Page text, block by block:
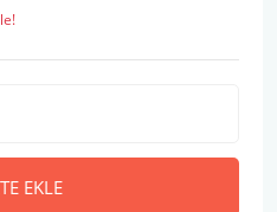
EKLE